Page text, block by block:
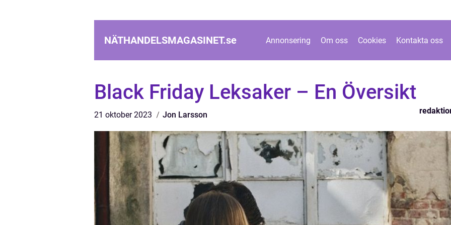
NÄTHANDELSMAGASINET.se Annonsering Om oss Cookies Kontakta oss
Black Friday Leksaker – En Översikt
21 oktober 2023 Jon Larsson